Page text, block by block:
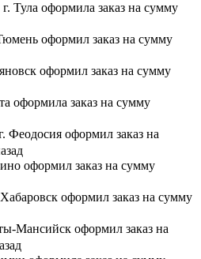
Тула оформила заказ на сумму
оформил заказ на сумму
оформил заказ на сумму
оформила заказ на сумму
Феодосия оформил заказ на
оформил заказ на сумму
оформил заказ на сумму
Мансийск оформил заказ на